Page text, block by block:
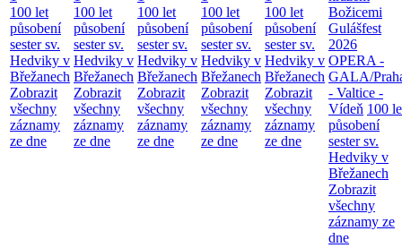
100 let
působení
sester sv.
Hedviky v
Břežanech
Zobrazit
všechny
záznamy
ze dne
100 let
působení
sester sv.
Hedviky v
Břežanech
Zobrazit
všechny
záznamy
ze dne
100 let
působení
sester sv.
Hedviky v
Břežanech
Zobrazit
všechny
záznamy
ze dne
100 let
působení
sester sv.
Hedviky v
Břežanech
Zobrazit
všechny
záznamy
ze dne
100 let
působení
sester sv.
Hedviky v
Břežanech
Zobrazit
všechny
záznamy
ze dne
Božicemi
Gulášfest
2026
OPERA -
GALA/
- Valtice -
Vídeň 100
působení
sester sv.
Hedviky v
Břežanech
Zobrazit
všechny
záznamy ze
dne